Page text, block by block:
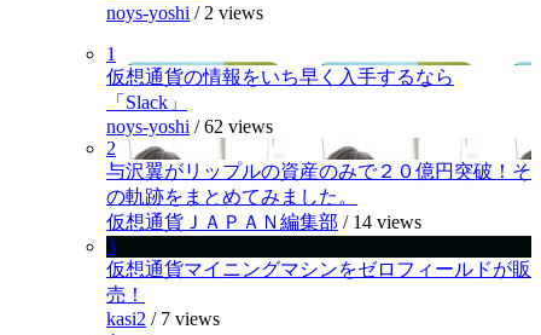
noys-yoshi / 2 views
1
仮想通貨の情報をいち早く入手するなら
「Slack」
noys-yoshi /62 views
2
与沢翼がリップルの資産のみで２０億円突破！そ
の軌跡をまとめてみました。
仮想通貨ＪＡＰＡＮ編集部 / 14 views
3
仮想通貨マイニングマシンをゼロフィールドが販
売！
kasi2 / 7 views